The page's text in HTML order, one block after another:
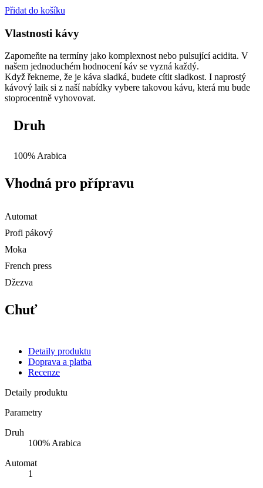
Přidat do košíku
Vlastnosti kávy
Zapomeňte na termíny jako komplexnost nebo pulsující acidita. V
našem jednoduchém hodnocení káv se vyzná každý.
Když řekneme, že je káva sladká, budete cítit sladkost. I naprostý
kávový laik si z naší nabídky vybere takovou kávu, která mu bude
stoprocentně vyhovovat.
Druh
100% Arabica
Vhodná pro přípravu
Automat
Profi pákový
Moka
French press
Džezva
Chuť
Detaily produktu
Doprava a platba
Recenze
Detaily produktu
Parametry
Druh
100% Arabica
Automat
1